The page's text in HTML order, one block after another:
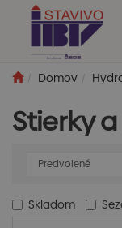
Domov
Stierky
Skladom